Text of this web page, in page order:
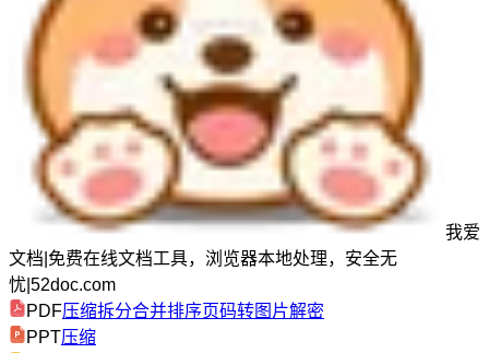
我爱
文档 免费在线文档工具，浏览器本地处理，安全无
忧 52doc.com
PDF压缩拆分合并排序页码转图片解密
PPT压缩